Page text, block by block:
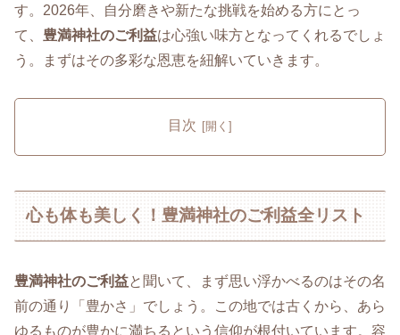
す。2026年、自分磨きや新たな挑戦を始める方にとっ
て、 豊満神社のご利益は心強い味方となってくれるでしょ
う。まずはその多彩な恩恵を紐解いていきます。
目次
心も体も美しく！豊満神社のご利益全リスト
豊満神社のご利益と聞いて、まず思い浮かべるのはその名
前の通り「豊かさ」でしょう。この地では古くから、あら
ゆるものが豊かに満ちるという信仰が根付いています。容